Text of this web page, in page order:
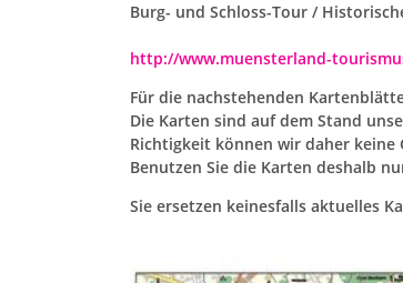
Burg- und Schloss-Tour /
http://www.muensterland-
Für die nachstehenden
Die Karten sind auf dem Stand
Richtigkeit können wir daher keine
Benutzen Sie die Karten deshalb
Sie ersetzen keinesfalls aktuelles